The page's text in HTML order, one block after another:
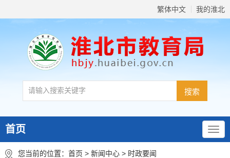
繁体中文 我的淮北
首页
您当前的位置： 首页 > 新闻中心 > 时政要闻